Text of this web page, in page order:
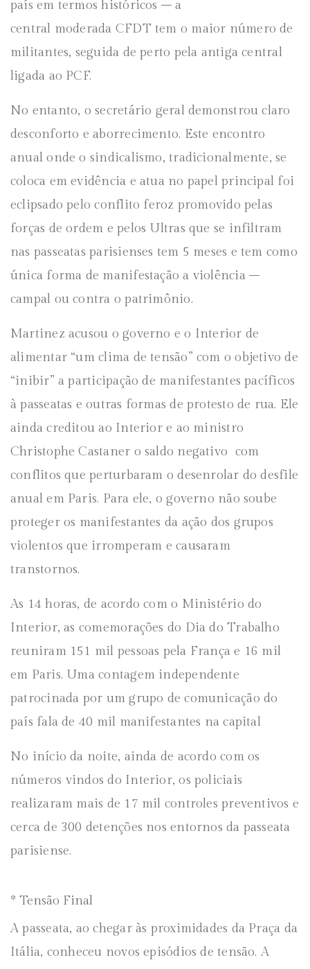
país em termos históricos – a
central moderada CFDT tem o maior número de
militantes, seguida de perto pela antiga central
ligada ao PCF.
No entanto, o secretário geral demonstrou claro
desconforto e aborrecimento. Este encontro
anual onde o sindicalismo, tradicionalmente, se
coloca em evidência e atua no papel principal foi
eclipsado pelo conflito feroz promovido pelas
forças de ordem e pelos Ultras que se infiltram
nas passeatas parisienses tem 5 meses e tem como
única forma de manifestação a violência –
campal ou contra o patrimônio.
Martinez acusou o governo e o Interior de
alimentar “um clima de tensão” com o objetivo de
“inibir” a participação de manifestantes pacíficos
à passeatas e outras formas de protesto de rua. Ele
ainda creditou ao Interior e ao ministro
Christophe Castaner o saldo negativo com
conflitos que perturbaram o desenrolar do desfile
anual em Paris. Para ele, o governo não soube
proteger os manifestantes da ação dos grupos
violentos que irromperam e causaram
transtornos.
As 14 horas, de acordo com o Ministério do
Interior, as comemorações do Dia do Trabalho
reuniram 151 mil pessoas pela França e 16 mil
em Paris. Uma contagem independente
patrocinada por um grupo de comunicação do
país fala de 40 mil manifestantes na capital
No início da noite, ainda de acordo com os
números vindos do Interior, os policiais
realizaram mais de 17 mil controles preventivos e
cerca de 300 detenções nos entornos da passeata
parisiense.
* Tensão Final
A passeata, ao chegar às proximidades da Praça da
Itália, conheceu novos episódios de tensão. A